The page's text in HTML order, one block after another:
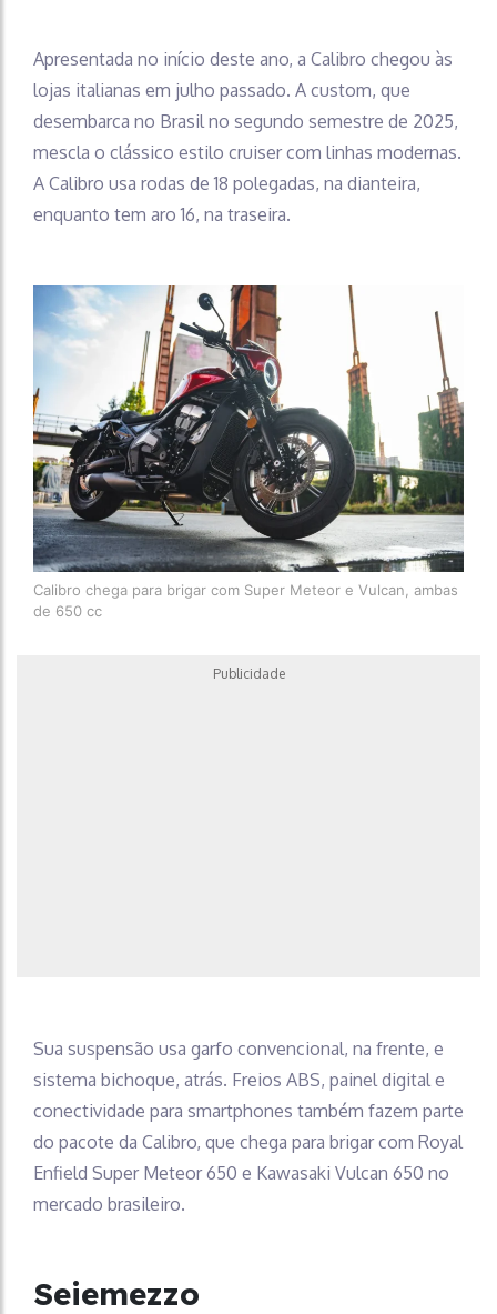
Apresentada no início deste ano, a Calibro chegou às
lojas italianas em julho passado. A custom, que
desembarca no Brasil no segundo semestre de 2025,
mescla o clássico estilo cruiser com linhas modernas.
A Calibro usa rodas de 18 polegadas, na dianteira,
enquanto tem aro 16, na traseira.
Calibro chega para brigar com Super Meteor e Vulcan, ambas
de 650 cc
Publicidade
Sua suspensão usa garfo convencional, na frente, e
sistema bichoque, atrás. Freios ABS, painel digital e
conectividade para smartphones também fazem parte
do pacote da Calibro, que chega para brigar com Royal
Enfield Super Meteor 650 e Kawasaki Vulcan 650 no
mercado brasileiro.
Seiemezzo